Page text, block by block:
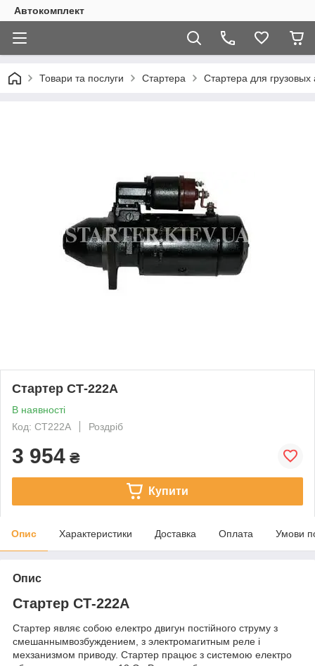
Автокомплект
Товари та послуги Стартера Стартера для
Стартер СТ-222А
В наявності
Код: СТ222А
Роздріб
3 954 ₴
Купити
Опис Характеристики Доставка Оплата Умови
Опис
Стартер СТ-222А
Стартер являє собою електро двигун постійного струму з
смешаннымвозбуждением, з электромагитным реле і
мехзанизмом приводу. Стартер працює з системою електро